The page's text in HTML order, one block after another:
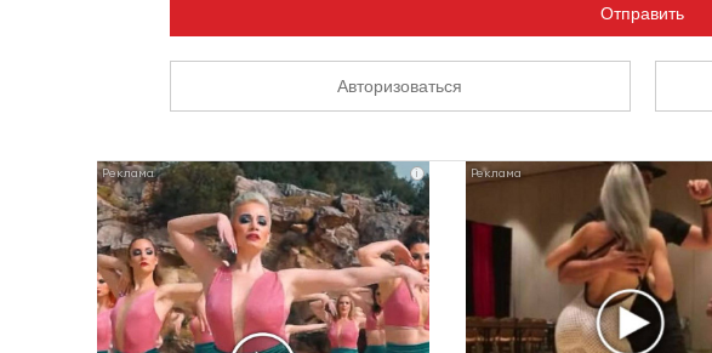
Отправить
Авторизоваться
i